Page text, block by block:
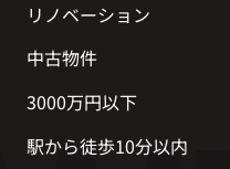
リノベーション
中古物件
3000万円以下
駅から徒歩10分以内